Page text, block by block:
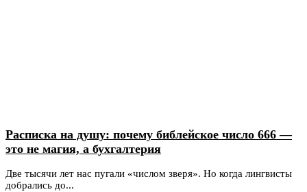
Расписка на душу: почему библейское число 666 —
это не магия, а бухгалтерия
Две тысячи лет нас пугали «числом зверя». Но когда лингвисты
добрались до...